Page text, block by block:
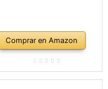
Comprar en Amazon